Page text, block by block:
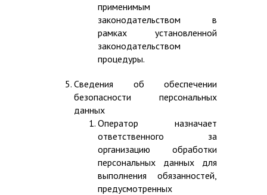
применимым
законодательством в
рамках установленной
законодательством
процедуры.
Сведения об обеспечении
безопасности персональных
данных
Оператор назначает
ответственного за
организацию обработки
персональных данных для
выполнения обязанностей,
предусмотренных